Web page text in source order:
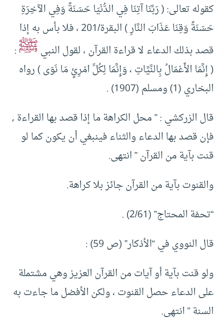
كقوله تعالى: ( رَبَّنَا آتِنَا فِي الدُّنْيَا حَسَنَةً وَفِي الآخِرَةِ
حَسَنَةً وَقِنَا عَذَابَ النَّارِ ) البقرة/201 ، فلا بأس به إذا
قصد بذلك الدعاء لا قراءة القرآن ، لقول النبيﷺ:
( إِنَّمَا الأَعْمَالُ بِالنِّيَّاتِ ، وَإِنَّمَا لِكُلِّ امْرِئٍ مَا نَوَى ) رواه
البخاري (1) ومسلم (1907) .
قال الزركشي : ” محل الكراهة ما إذا قصد بها القراءة ,
فإن قصد بها الدعاء والثناء فينبغي أن يكون كما لو
قنت بآية من القرآن ” انتهى.
والقنوت بآية من القرآن جائز بلا كراهة.
“تحفة المحتاج” (2/61) .
قال النووي في “الأذكار” (ص 59) :
ولو قنت بآية أو آيات من القرآن العزيز وهي مشتملة
على الدعاء حصل القنوت ، ولكن الأفضل ما جاءت به
السنة ” انتهى.